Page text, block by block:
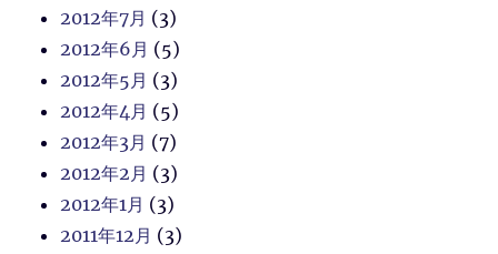
2012年7月 (3)
2012年6月 (5)
2012年5月 (3)
2012年4月 (5)
2012年3月 (7)
2012年2月 (3)
2012年1月 (3)
2011年12月 (3)